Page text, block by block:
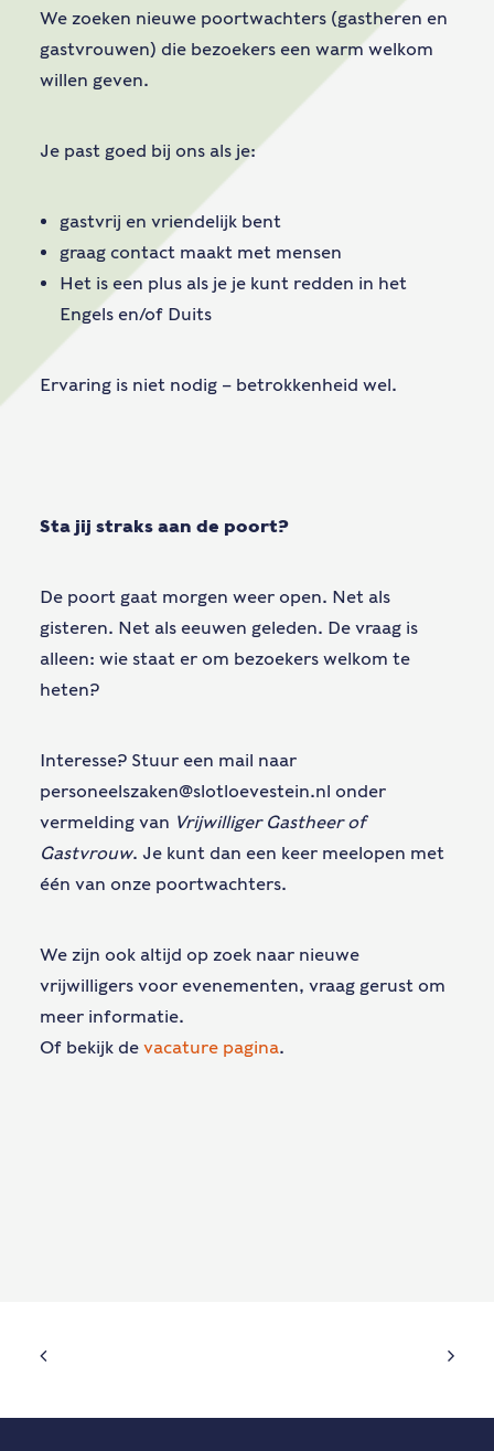
We zoeken nieuwe poortwachters (gastheren en
gastvrouwen) die bezoekers een warm welkom
willen geven.
Je past goed bij ons als je:
gastvrij en vriendelijk bent
graag contact maakt met mensen
Het is een plus als je je kunt redden in het
Engels en/of Duits
Ervaring is niet nodig – betrokkenheid wel.
Sta jij straks aan de poort?
De poort gaat morgen weer open. Net als
gisteren. Net als eeuwen geleden. De vraag is
alleen: wie staat er om bezoekers welkom te
heten?
Interesse? Stuur een mail naar
personeelszaken@slotloevestein.nl onder
vermelding van Vrijwilliger Gastheer of
Gastvrouw. Je kunt dan een keer meelopen met
één van onze poortwachters.
We zijn ook altijd op zoek naar nieuwe
vrijwilligers voor evenementen, vraag gerust om
meer informatie.
Of bekijk de vacature pagina.